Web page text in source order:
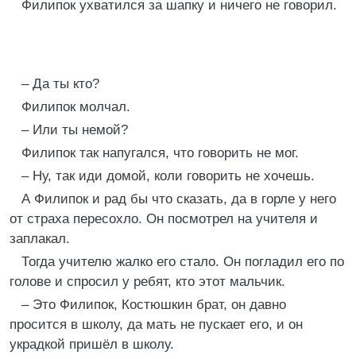
Филипок ухватился за шапку и ничего не говорил.
– Да ты кто?
Филипок молчал.
– Или ты немой?
Филипок так напугался, что говорить не мог.
– Ну, так иди домой, коли говорить не хочешь.
А Филипок и рад бы что сказать, да в горле у него
от страха пересохло. Он посмотрел на учителя и
заплакал.
Тогда учителю жалко его стало. Он погладил его по
голове и спросил у ребят, кто этот мальчик.
– Это Филипок, Костюшкин брат, он давно
просится в школу, да мать не пускает его, и он
украдкой пришёл в школу.